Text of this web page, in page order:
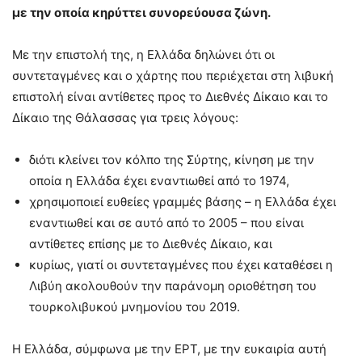
με την οποία κηρύττει συνορεύουσα ζώνη.
Με την επιστολή της, η Ελλάδα δηλώνει ότι οι
συντεταγμένες και ο χάρτης που περιέχεται στη λιβυκή
επιστολή είναι αντίθετες προς το Διεθνές Δίκαιο και το
Δίκαιο της Θάλασσας για τρεις λόγους:
διότι κλείνει τον κόλπο της Σύρτης, κίνηση με την
οποία η Ελλάδα έχει εναντιωθεί από το 1974,
χρησιμοποιεί ευθείες γραμμές βάσης – η Ελλάδα έχει
εναντιωθεί και σε αυτό από το 2005 – που είναι
αντίθετες επίσης με το Διεθνές Δίκαιο, και
κυρίως, γιατί οι συντεταγμένες που έχει καταθέσει η
Λιβύη ακολουθούν την παράνομη οριοθέτηση του
τουρκολιβυκού μνημονίου του 2019.
Η Ελλάδα, σύμφωνα με την ΕΡΤ, με την ευκαιρία αυτή